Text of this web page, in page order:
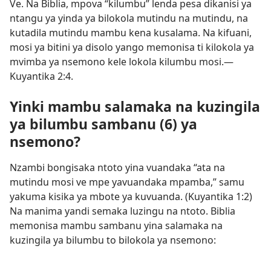
Ve. Na Biblia, mpova “kilumbu” lenda pesa dikanisi ya
ntangu ya yinda ya bilokola mutindu na mutindu, na
kutadila mutindu mambu kena kusalama. Na kifuani,
mosi ya bitini ya disolo yango memonisa ti kilokola ya
mvimba ya nsemono kele lokola kilumbu mosi.​—
Kuyantika 2:4.
Yinki mambu salamaka na kuzingila
ya bilumbu sambanu (6) ya
nsemono?
Nzambi bongisaka ntoto yina vuandaka “ata na
mutindu mosi ve mpe yavuandaka mpamba,” samu
yakuma kisika ya mbote ya kuvuanda. (Kuyantika 1:2)
Na manima yandi semaka luzingu na ntoto. Biblia
memonisa mambu sambanu yina salamaka na
kuzingila ya bilumbu to bilokola ya nsemono: